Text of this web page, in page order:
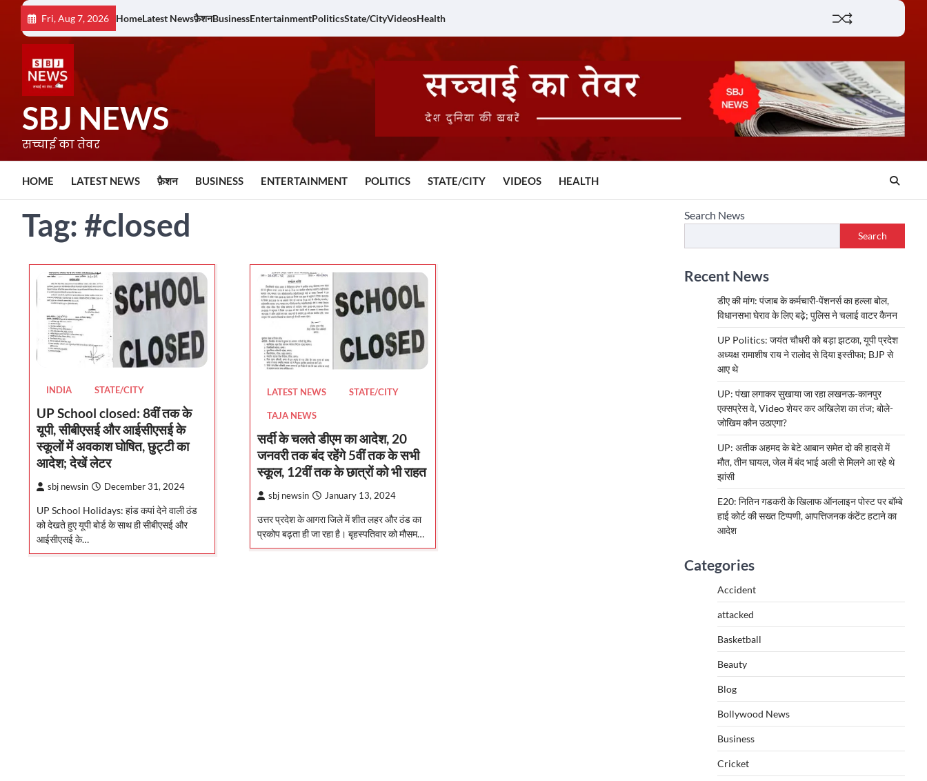
content
Fri, Aug 7, 2026 HomeLatest Newsफ़ैशनBusinessEntertainmentPoliticsState/CityVideosHealth
SBJ NEWS
सच्चाई का तेवर
HOME LATEST NEWS फ़ैशन BUSINESS ENTERTAINMENT POLITICS STATE/CITY VIDEOS HEALTH
Tag: #closed
INDIA STATE/CITY
UP School closed: 8वीं तक के
यूपी, सीबीएसई और आईसीएसई के
स्कूलों में अवकाश घोषित, छुट्टी का
आदेश; देखें लेटर
sbj newsin December 31, 2024
UP School Holidays: हांड कपां देने वाली ठंड
को देखते हुए यूपी बोर्ड के साथ ही सीबीएसई और
आईसीएसई के…
LATEST NEWS STATE/CITY
TAJA NEWS
सर्दी के चलते डीएम का आदेश, 20
जनवरी तक बंद रहेंगे 5वीं तक के सभी
स्कूल, 12वीं तक के छात्रों को भी राहत
sbj newsin January 13, 2024
उत्तर प्रदेश के आगरा जिले में शीत लहर और ठंड का
प्रकोप बढ़ता ही जा रहा है। बृहस्पतिवार को मौसम…
Search News
Search
Recent News
डीए की मांग: पंजाब के कर्मचारी-पेंशनर्स का हल्ला बोल,
विधानसभा घेराव के लिए बढ़े; पुलिस ने चलाई वाटर कैनन
UP Politics: जयंत चौधरी को बड़ा झटका, यूपी प्रदेश
अध्यक्ष रामाशीष राय ने रालोद से दिया इस्तीफा; BJP से
आए थे
UP: पंखा लगाकर सुखाया जा रहा लखनऊ-कानपुर
एक्सप्रेस वे, Video शेयर कर अखिलेश का तंज; बोले-
जोखिम कौन उठाएगा?
UP: अतीक अहमद के बेटे आबान समेत दो की हादसे में
मौत, तीन घायल, जेल में बंद भाई अली से मिलने आ रहे थे
झांसी
E20: नितिन गडकरी के खिलाफ ऑनलाइन पोस्ट पर बॉम्बे
हाई कोर्ट की सख्त टिप्पणी, आपत्तिजनक कंटेंट हटाने का
आदेश
Categories
Accident
attacked
Basketball
Beauty
Blog
Bollywood News
Business
Cricket